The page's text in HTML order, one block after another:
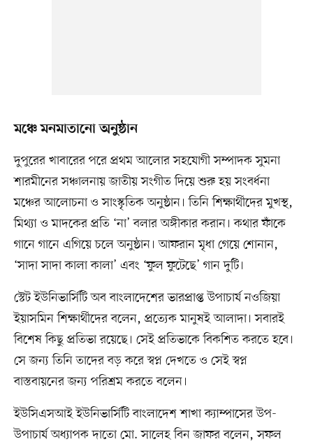
মঞ্চে মনমাতানো অনুষ্ঠান
দুপুরের খাবারের পরে প্রথম আলোর সহযোগী সম্পাদক সুমনা
শারমীনের সঞ্চালনায় জাতীয় সংগীত দিয়ে শুরু হয় সংবর্ধনা
মঞ্চের আলোচনা ও সাংস্কৃতিক অনুষ্ঠান। তিনি শিক্ষার্থীদের মুখস্থ,
মিথ্যা ও মাদকের প্রতি ‘না’ বলার অঙ্গীকার করান। কথার ফাঁকে
গানে গানে এগিয়ে চলে অনুষ্ঠান। আফরান মৃধা গেয়ে শোনান,
‘সাদা সাদা কালা কালা’ এবং ‘ফুল ফুটেছে’ গান দুটি।
স্টেট ইউনিভার্সিটি অব বাংলাদেশের ভারপ্রাপ্ত উপাচার্য নওজিয়া
ইয়াসমিন শিক্ষার্থীদের বলেন, প্রত্যেক মানুষই আলাদা। সবারই
বিশেষ কিছু প্রতিভা রয়েছে। সেই প্রতিভাকে বিকশিত করতে হবে।
সে জন্য তিনি তাদের বড় করে স্বপ্ন দেখতে ও সেই স্বপ্ন
বাস্তবায়নের জন্য পরিশ্রম করতে বলেন।
ইউসিএসআই ইউনিভার্সিটি বাংলাদেশ শাখা ক্যাম্পাসের উপ-
উপাচার্য অধ্যাপক দাতো মো. সালেহ বিন জাফর বলেন, সফল